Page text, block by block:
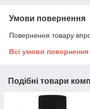
Умови повернення
Повернення товару
Всі умови повернення
Подібні товари